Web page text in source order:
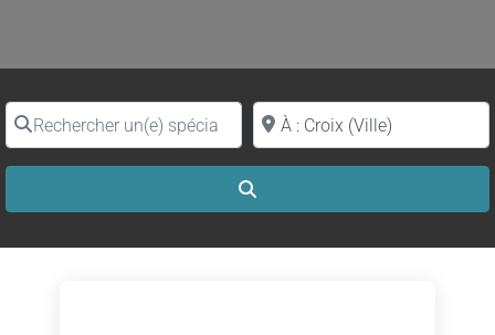
Rechercher un(e) spécialiste par nomProche de (ville ou région)